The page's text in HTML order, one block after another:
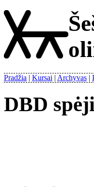
Pradžia Kursai Archyvas
DBD